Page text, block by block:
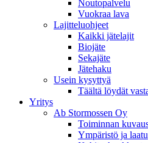
Noutopalvelu
Vuokraa lava
Lajitteluohjeet
Kaikki jätelajit
Biojäte
Sekajäte
Jätehaku
Usein kysyttyä
Täältä löydät
Yritys
Ab Stormossen Oy
Toiminnan
Ympäristö ja laatu